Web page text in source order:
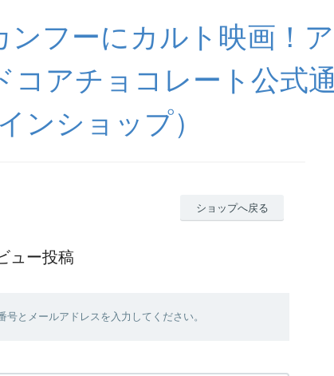
フーにカルト映画！ア
コアチョコレート公式通
ンショップ）
ショップへ戻る
ュー投稿
とメールアドレスを入力してください。